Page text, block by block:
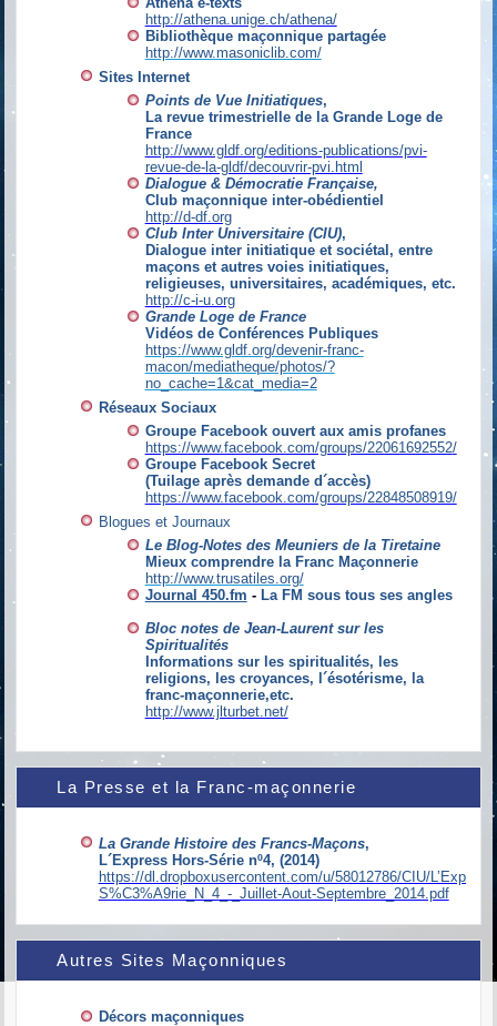
http://athena.unige.ch/athena/
Bibliothèque maçonnique partagée
http://www.masoniclib.com/
Sites Internet
Points de Vue Initiatiques,
La revue trimestrielle de la Grande Loge de
France
http://www.gldf.org/editions-publications/pvi-
revue-de-la-gldf/decouvrir-pvi.html
Dialogue & Démocratie Française,
Club maçonnique inter-obédientiel
http://d-df.org
Club Inter Universitaire (CIU),
Dialogue inter initiatique et sociétal, entre
maçons et autres voies initiatiques,
religieuses, universitaires, académiques, etc.
http://c-i-u.org
Grande Loge de France
Vidéos de Conférences Publiques
https://www.gldf.org/devenir-franc-
macon/mediatheque/photos/?
no_cache=1&cat_media=2
Réseaux Sociaux
Groupe Facebook ouvert aux amis profanes
https://www.facebook.com/groups/22061692552/
Groupe Facebook Secret
(Tuilage après demande d´accès)
https://www.facebook.com/groups/22848508919/
Blogues et Journaux
Le Blog-Notes des Meuniers de la Tiretaine
Mieux comprendre la Franc Maçonnerie
http://www.trusatiles.org/
Journal 450.fm - La FM sous tous ses angles
Bloc notes de Jean-Laurent sur les
Spiritualités
Informations sur les spiritualités, les
religions, les croyances, l´ésotérisme, la
franc-maçonnerie,etc.
http://www.jlturbet.net/
La Presse et la Franc-maçonnerie
La Grande Histoire des Francs-Maçons,
L´Express Hors-Série nº4, (2014)
https://dl.dropboxusercontent.com/u/58012786/CIU/
S%C3%A9rie_N_4_-_Juillet-Aout-Septembre_2014.pdf
Autres Sites Maçonniques
Décors maçonniques